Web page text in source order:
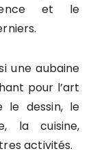
et le
une aubaine
pour l’art
le dessin, le
la cuisine,
activités.